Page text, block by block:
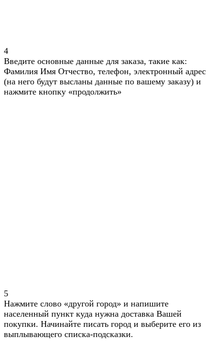
4
Введите основные данные для заказа, такие как:
Фамилия Имя Отчество, телефон, электронный адрес
(на него будут высланы данные по вашему заказу) и
нажмите кнопку «продолжить»
5
Нажмите слово «другой город» и напишите
населенный пункт куда нужна доставка Вашей
покупки. Начинайте писать город и выберите его из
выплывающего списка-подсказки.